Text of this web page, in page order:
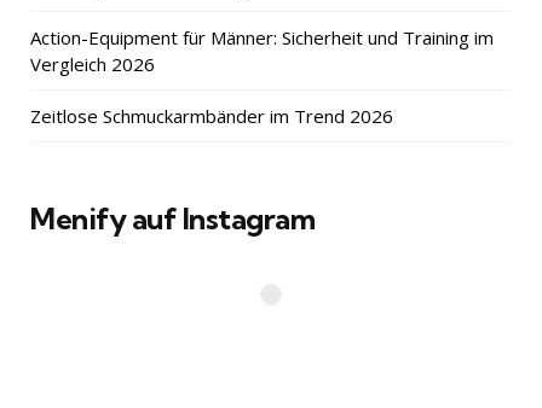
Action-Equipment für Männer: Sicherheit und Training im
Vergleich 2026
Zeitlose Schmuckarmbänder im Trend 2026
Menify auf Instagram